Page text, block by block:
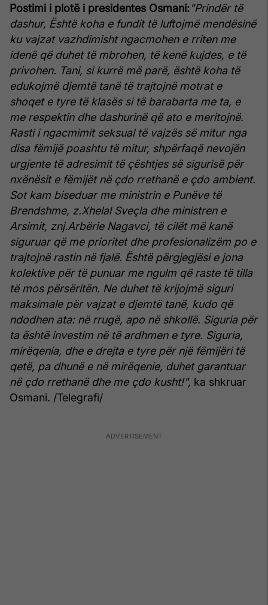
Postimi i plotë i presidentes Osmani:"Prindër të
dashur, Është koha e fundit të luftojmë mendësinë
ku vajzat vazhdimisht ngacmohen e rriten me
idenë që duhet të mbrohen, të kenë kujdes, e të
privohen. Tani, si kurrë më parë, është koha të
edukojmë djemtë tanë të trajtojnë motrat e
shoqet e tyre të klasës si të barabarta me ta, e
me respektin dhe dashurinë që ato e meritojnë.
Rasti i ngacmimit seksual të vajzës së mitur nga
disa fëmijë poashtu të mitur, shpërfaqë nevojën
urgjente të adresimit të çështjes së sigurisë për
nxënësit e fëmijët në çdo rrethanë e çdo ambient.
Sot kam biseduar me ministrin e Punëve të
Brendshme, z.Xhelal Sveçla dhe ministren e
Arsimit, znj.Arbërie Nagavci, të cilët më kanë
siguruar që me prioritet dhe profesionalizëm po e
trajtojnë rastin në fjalë. Është përgjegjësi e jona
kolektive për të punuar me ngulm që raste të tilla
të mos përsëritën. Ne duhet të krijojmë siguri
maksimale për vajzat e djemtë tanë, kudo që
ndodhen ata: në rrugë, apo në shkollë. Siguria për
ta është investim në të ardhmen e tyre. Siguria,
mirëqenia, dhe e drejta e tyre për një fëmijëri të
qetë, pa dhunë e në mirëqenie, duhet garantuar
në çdo rrethanë dhe me çdo kusht!", ka shkruar
Osmani. /Telegrafi/